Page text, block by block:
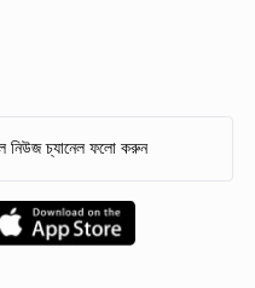
নিউজ চ্যানেল ফলো করুন